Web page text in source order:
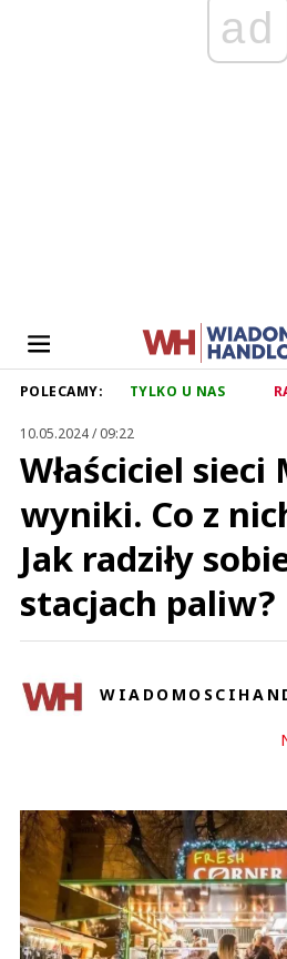
ad
POLECAMY: TYLKO U NAS
10.05.2024 / 09:22
Właściciel sieci
wyniki. Co z
Jak radziły
stacjach paliw?